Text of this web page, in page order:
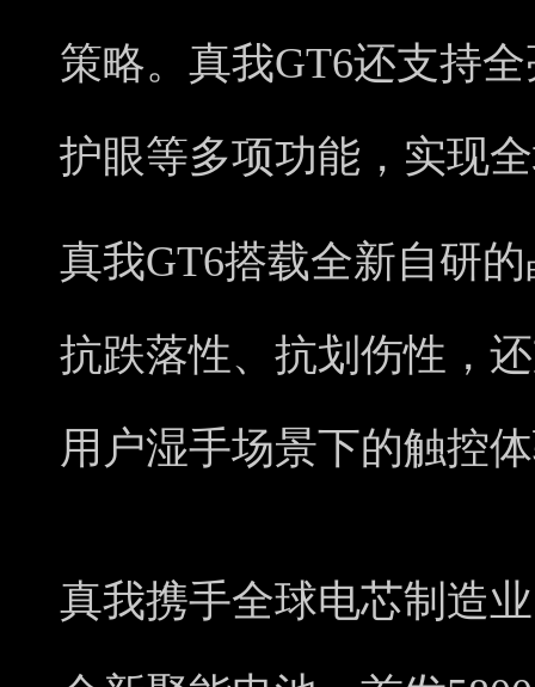
策略。真我GT6还支持
护眼等多项功能，实现
真我GT6搭载全新自研
抗跌落性、抗划伤性，
用户湿手场景下的触控
真我携手全球电芯制造